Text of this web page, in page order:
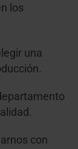
los
una
con